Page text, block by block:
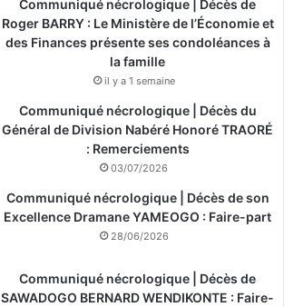
Communiqué nécrologique | Décès de
Roger BARRY : Le Ministère de l’Économie et
des Finances présente ses condoléances à
la famille
il y a 1 semaine
Communiqué nécrologique | Décès du
Général de Division Nabéré Honoré TRAORÉ
: Remerciements
03/07/2026
Communiqué nécrologique | Décès de son
Excellence Dramane YAMEOGO : Faire-part
28/06/2026
Communiqué nécrologique | Décès de
SAWADOGO BERNARD WENDIKONTE : Faire-